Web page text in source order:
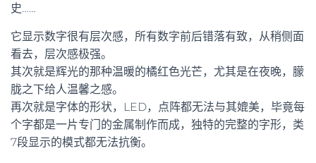
史……
它显示数字很有层次感，所有数字前后错落有致，从稍侧面
看去，层次感极强。
其次就是辉光的那种温暖的橘红色光芒，尤其是在夜晚，朦
胧之下给人温馨之感。
再次就是字体的形状，LED，点阵都无法与其媲美，毕竟每
个字都是一片专门的金属制作而成，独特的完整的字形，类
7段显示的模式都无法抗衡。